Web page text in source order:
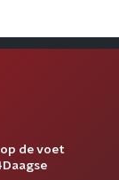
de voet